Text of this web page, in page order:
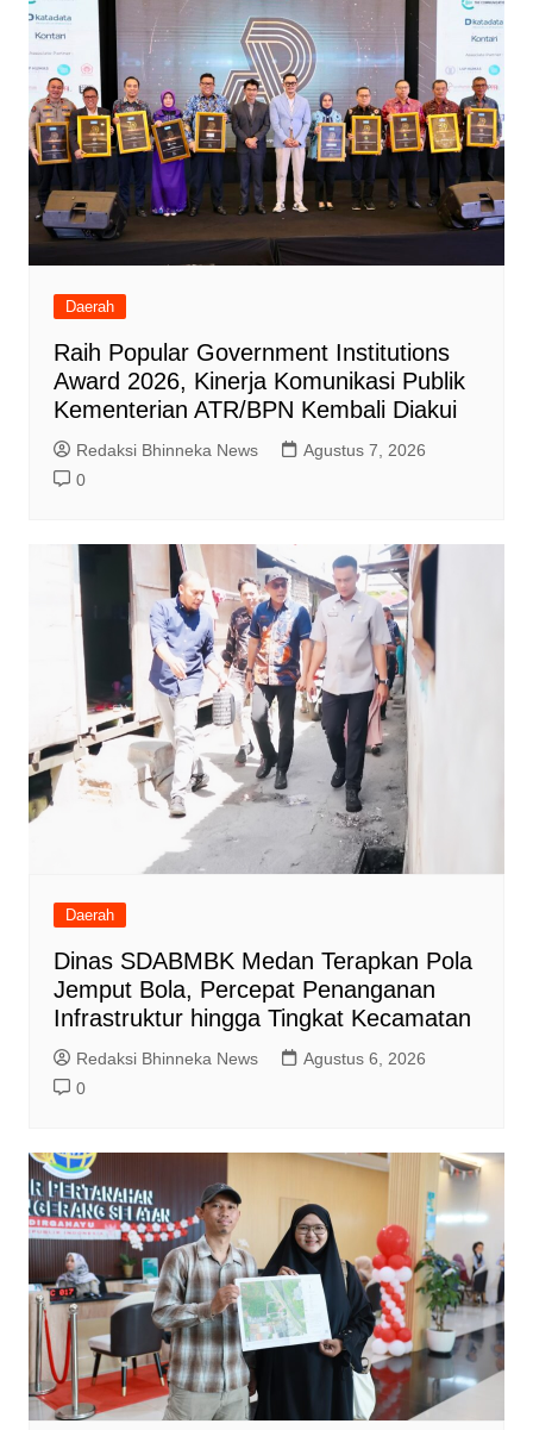
Daerah
Raih Popular Government Institutions
Award 2026, Kinerja Komunikasi Publik
Kementerian ATR/BPN Kembali Diakui
Redaksi Bhinneka News
Agustus 7, 2026
0
Daerah
Dinas SDABMBK Medan Terapkan Pola
Jemput Bola, Percepat Penanganan
Infrastruktur hingga Tingkat Kecamatan
Redaksi Bhinneka News
Agustus 6, 2026
0